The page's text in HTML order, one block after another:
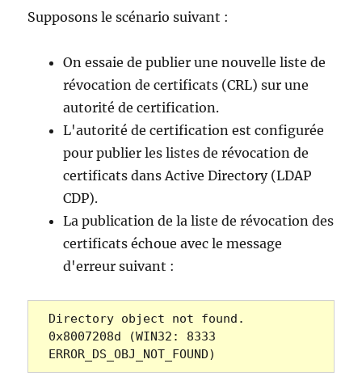
Supposons le scénario suivant :
On essaie de publier une nouvelle liste de
révocation de certificats (CRL) sur une
autorité de certification.
L'autorité de certification est configurée
pour publier les listes de révocation de
certificats dans Active Directory (LDAP
CDP).
La publication de la liste de révocation des
certificats échoue avec le message
d'erreur suivant :
Directory object not found.
0x8007208d (WIN32: 8333
ERROR_DS_OBJ_NOT_FOUND)